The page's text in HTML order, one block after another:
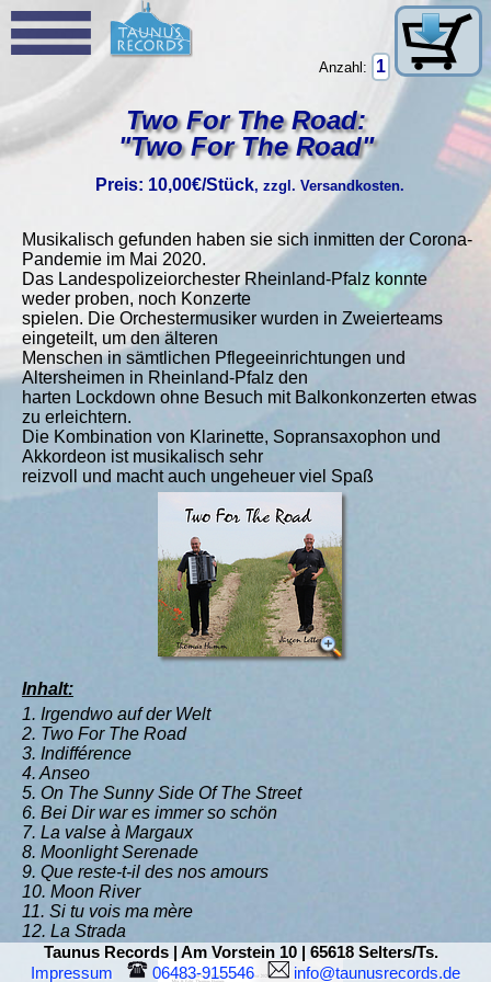
Two For The Road:
"Two For The Road"
Preis: 10,00€/Stück, zzgl. Versandkosten.
Anzahl:
Musikalisch gefunden haben sie sich inmitten der Corona-
Pandemie im Mai 2020.
Das Landespolizeiorchester Rheinland-Pfalz konnte
weder proben, noch Konzerte
spielen. Die Orchestermusiker wurden in Zweierteams
eingeteilt, um den älteren
Menschen in sämtlichen Pflegeeinrichtungen und
Altersheimen in Rheinland-Pfalz den
harten Lockdown ohne Besuch mit Balkonkonzerten etwas
zu erleichtern.
Die Kombination von Klarinette, Sopransaxophon und
Akkordeon ist musikalisch sehr
reizvoll und macht auch ungeheuer viel Spaß
Inhalt:
1. Irgendwo auf der Welt
2. Two For The Road
3. Indifférence
4. Anseo
5. On The Sunny Side Of The Street
6. Bei Dir war es immer so schön
7. La valse à Margaux
8. Moonlight Serenade
9. Que reste-t-il des nos amours
10. Moon River
11. Si tu vois ma mère
12. La Strada
Taunus Records | Am Vorstein 10 | 65618 Selters/Ts.
Impressum
06483-915546 info@taunusrecords.de